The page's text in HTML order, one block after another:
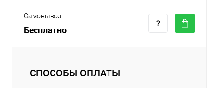
Самовывоз
Бесплатно
СПОСОБЫ ОПЛАТЫ